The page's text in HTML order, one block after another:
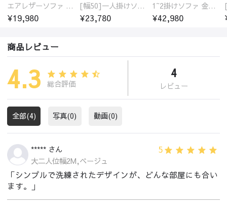
エアレザーソファ おしゃれ 無地 1人用 二人掛け 3人掛け
¥19,980
[幅50]一人掛けソファ 高級合成皮革 コンパクト
¥23,780
1~2掛けソファ 金属フレーム 高反発ウレタン
¥42,980
商品レビュー
4.3 総合評価
4
レビュー
全部(4) 写真(0) 動画(0)
***** さん 5
大二人位幅2M,ベージュ
「シンプルで洗練されたデザインが、どんな部屋にも合い
ます。」